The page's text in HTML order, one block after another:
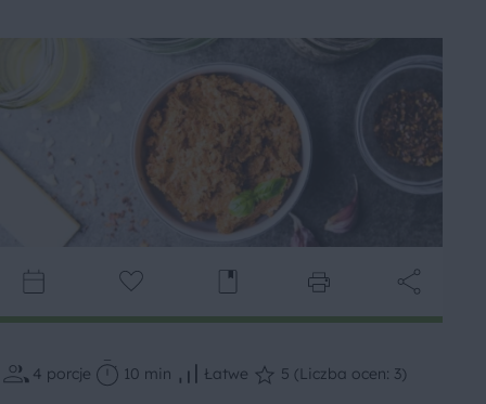
4 porcje 10 min Łatwe 5 (Liczba ocen: 3)